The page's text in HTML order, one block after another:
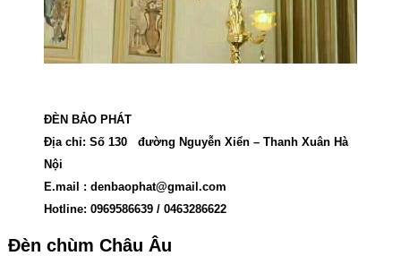
ĐÈN BẢO PHÁT
Địa chỉ: Số 130 đường Nguyễn Xiển – Thanh Xuân Hà
Nội
E.mail : denbaophat@gmail.com
Hotline: 0969586639 / 0463286622
Đèn chùm Châu Âu